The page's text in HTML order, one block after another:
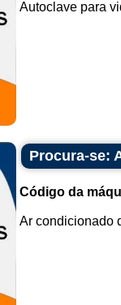
Autoclave para
Procura-se:
Código da
Ar condicionado